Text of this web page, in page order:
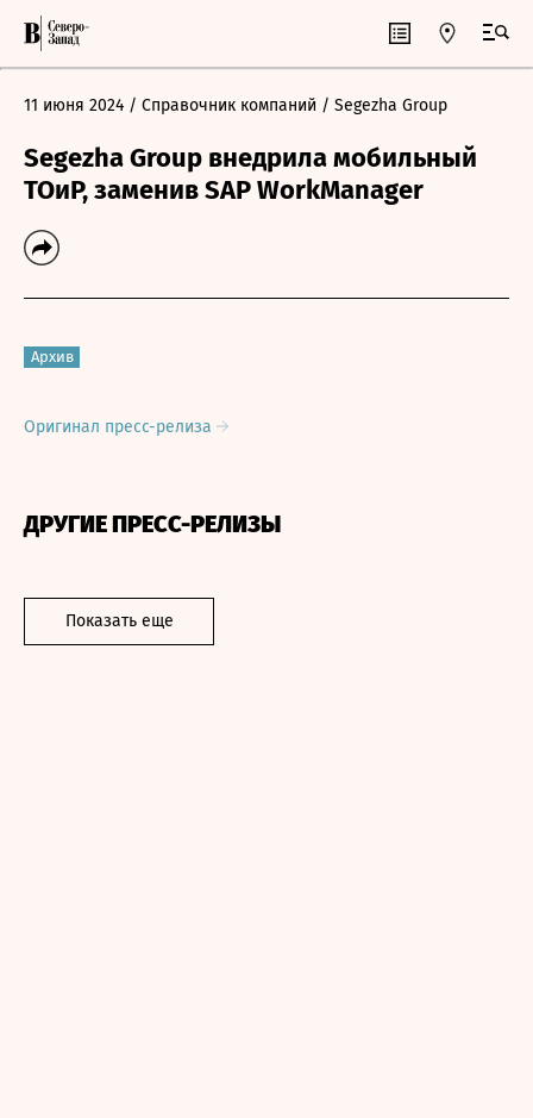
11 июня 2024 / Справочник компаний / Segezha Group
Segezha Group внедрила мобильный
ТОиР, заменив SAP WorkManager
Архив
Оригинал пресс-релиза
ДРУГИЕ ПРЕСС-РЕЛИЗЫ
Показать еще